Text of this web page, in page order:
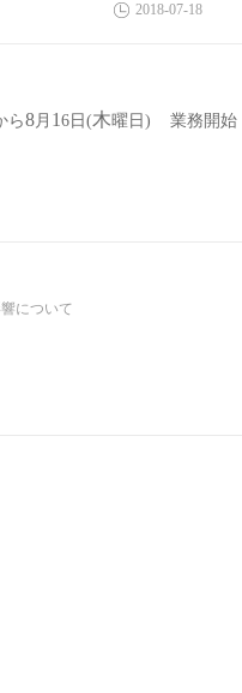
2018-07-18
ら8月 1 6日(木曜日 ) 業務開始
について